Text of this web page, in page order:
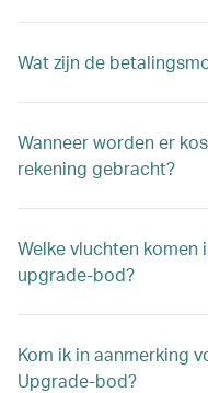
Wat zijn de
Wanneer worden er
rekening gebracht?
Welke vluchten komen
upgrade-bod?
Kom ik in aanmerking
Upgrade-bod?